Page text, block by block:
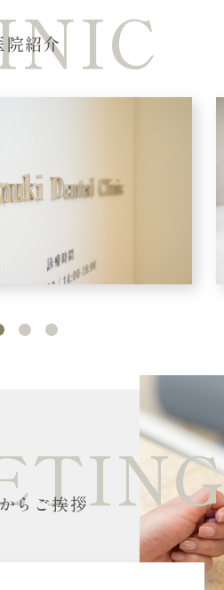
院紹介
らご挨拶